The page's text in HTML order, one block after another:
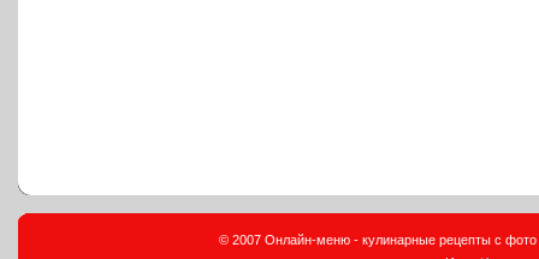
© 2007 Онлайн-меню - кулинарные рецепты с фото